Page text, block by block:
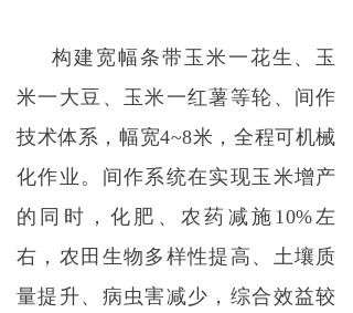
构建宽幅条带玉米一花生、玉
米一大豆、玉米一红薯等轮、间作
技术体系，幅宽4~8米，全程可机械
化作业。间作系统在实现玉米增产
的同时，化肥、农药减施10%左
右，农田生物多样性提高、土壤质
量提升、病虫害减少，综合效益较